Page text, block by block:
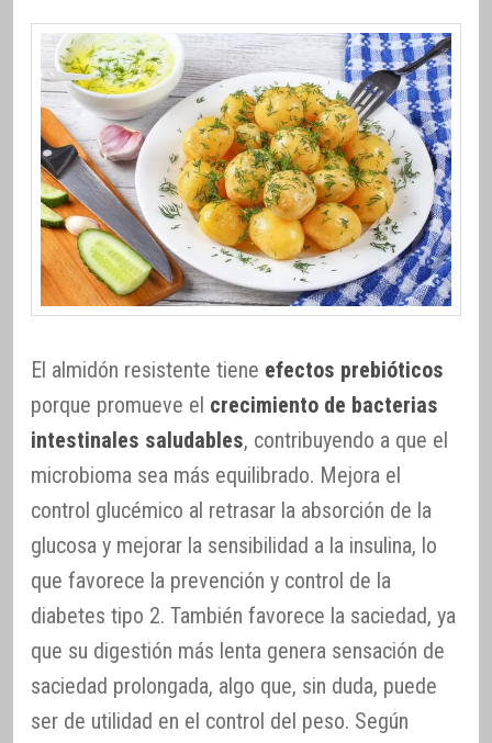
El almidón resistente tiene efectos prebióticos
porque promueve el crecimiento de bacterias
intestinales saludables, contribuyendo a que el
microbioma sea más equilibrado. Mejora el
control glucémico al retrasar la absorción de la
glucosa y mejorar la sensibilidad a la insulina, lo
que favorece la prevención y control de la
diabetes tipo 2. También favorece la saciedad, ya
que su digestión más lenta genera sensación de
saciedad prolongada, algo que, sin duda, puede
ser de utilidad en el control del peso. Según